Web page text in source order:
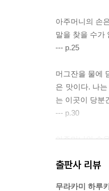
아주머니의 손
말을 찾을 수가
--- p.25
머그잔을 물에
은 맛이다. 나
는 이곳이 당분
--- p.30
아주머니의 손
언제 느꼈었는
출판사 리뷰
무라카미 하루